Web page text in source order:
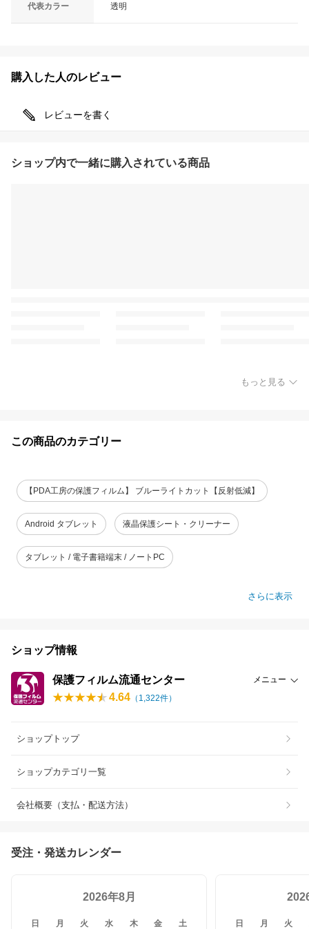
代表カラー 透明
購入した人のレビュー
レビューを書く
ショップ内で一緒に購入されている商品
もっと見る
この商品のカテゴリー
【PDA工房の保護フィルム】 ブルーライトカット【反射低減】
Android タブレット 液晶保護シート・クリーナー
タブレット / 電子書籍端末 / ノートPC
さらに表示
ショップ情報
保護フィルム流通センター メニュー
4.64 （ 1,322件）
ショップトップ
ショップカテゴリ一覧
会社概要（支払・配送方法）
受注・発送カレンダー
2026年8月
日 月 火 水 木 金 土 日 月 火